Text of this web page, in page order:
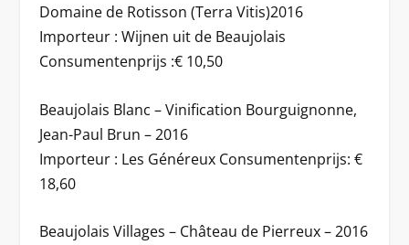
Domaine de Rotisson (Terra Vitis)2016
Importeur : Wijnen uit de Beaujolais
Consumentenprijs :€ 10,50
Beaujolais Blanc – Vinification Bourguignonne,
Jean-Paul Brun – 2016
Importeur : Les Généreux Consumentenprijs: €
18,60
Beaujolais Villages – Château de Pierreux – 2016